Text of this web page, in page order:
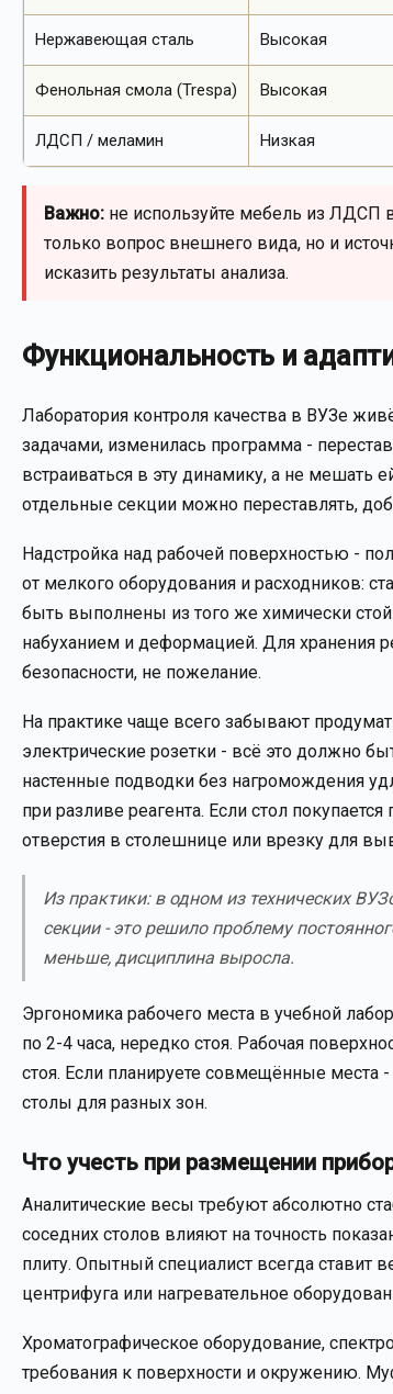
Нержавеющая сталь Высокая
Фенольная смола (Trespa) Высокая
ЛДСП / меламин Низкая
Важно: не используйте мебель из ЛДСП
только вопрос внешнего вида, но и
исказить результаты анализа.
Функциональность и
Лаборатория контроля качества в ВУЗе
задачами, изменилась программа -
встраиваться в эту динамику, а не
отдельные секции можно переставлять,
Надстройка над рабочей поверхностью -
от мелкого оборудования и расходников:
быть выполнены из того же химически
набуханием и деформацией. Для хранения
безопасности, не пожелание.
На практике чаще всего забывают
электрические розетки - всё это должно
настенные подводки без нагромождения
при разливе реагента. Если стол
отверстия в столешнице или врезку для
Из практики: в одном из технических
секции - это решило проблему
меньше, дисциплина выросла.
Эргономика рабочего места в учебной
по 2-4 часа, нередко стоя. Рабочая
стоя. Если планируете совмещённые места
столы для разных зон.
Что учесть при размещении
Аналитические весы требуют абсолютно
соседних столов влияют на точность
плиту. Опытный специалист всегда ставит
центрифуга или нагревательное
Хроматографическое оборудование,
требования к поверхности и окружению.